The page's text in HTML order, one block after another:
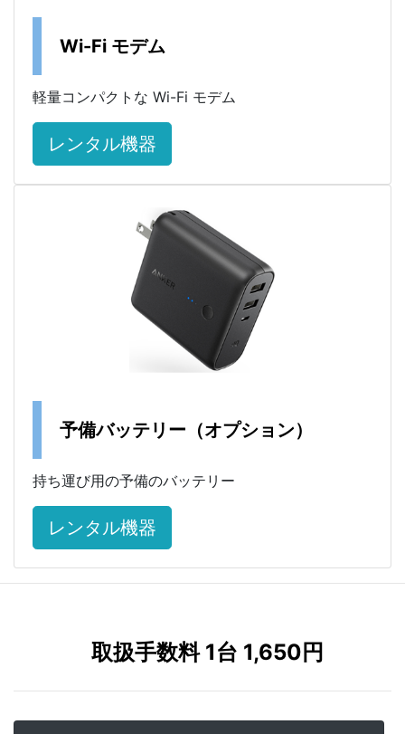
Wi-Fi モデム
軽量コンパクトな Wi-Fi モデム
レンタル機器
予備バッテリー（オプション）
持ち運び用の予備のバッテリー
レンタル機器
取扱手数料 1台 1,650円